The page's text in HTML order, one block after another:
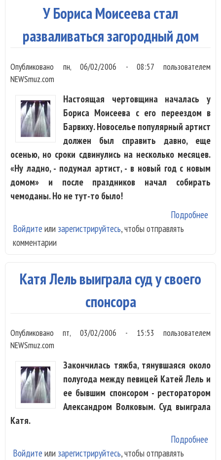
У Бориса Моисеева стал
разваливаться загородный дом
Опубликовано пн, 06/02/2006 - 08:57 пользователем
NEWSmuz.com
Настоящая чертовщина началась у
Бориса Моисеева с его переездом в
Барвиху. Новоселье популярный артист
должен был справить давно, еще
осенью, но сроки сдвинулись на несколько месяцев.
«Ну ладно, - подумал артист, - в новый год с новым
домом» и после праздников начал собирать
чемоданы. Но не тут-то было!
Подробнее
Войдите или зарегистрируйтесь, чтобы отправлять
комментарии
Катя Лель выиграла суд у своего
спонсора
Опубликованопт, 03/02/2006 - 15:53 пользователем
NEWSmuz.com
Закончилась тяжба, тянувшаяся около
полугода между певицей Катей Лель и
ее бывшим спонсором - ресторатором
Александром Волковым. Суд выиграла
Катя.
Подробнее
Войдите или зарегистрируйтесь, чтобы отправлять